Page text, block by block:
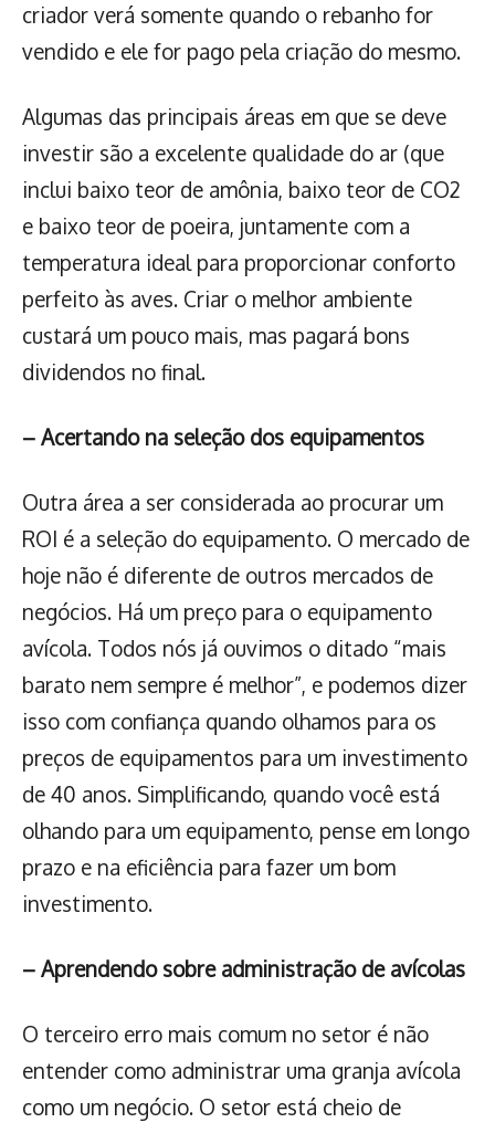
criador verá somente quando o rebanho for
vendido e ele for pago pela criação do mesmo.
Algumas das principais áreas em que se deve
investir são a excelente qualidade do ar (que
inclui baixo teor de amônia, baixo teor de CO2
e baixo teor de poeira, juntamente com a
temperatura ideal para proporcionar conforto
perfeito às aves. Criar o melhor ambiente
custará um pouco mais, mas pagará bons
dividendos no final.
– Acertando na seleção dos equipamentos
Outra área a ser considerada ao procurar um
ROI é a seleção do equipamento. O mercado de
hoje não é diferente de outros mercados de
negócios. Há um preço para o equipamento
avícola. Todos nós já ouvimos o ditado “mais
barato nem sempre é melhor”, e podemos dizer
isso com confiança quando olhamos para os
preços de equipamentos para um investimento
de 40 anos. Simplificando, quando você está
olhando para um equipamento, pense em longo
prazo e na eficiência para fazer um bom
investimento.
– Aprendendo sobre administração de avícolas
O terceiro erro mais comum no setor é não
entender como administrar uma granja avícola
como um negócio. O setor está cheio de